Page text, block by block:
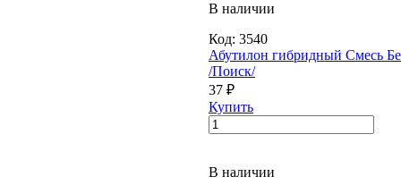
В наличии
Код: 3540
Абутилон гибридный Смесь
/Поиск/
37 ₽
Купить
В наличии